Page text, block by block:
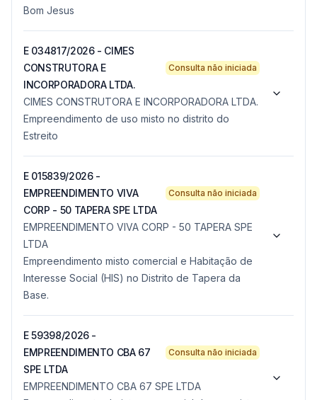
Bom Jesus
E 034817/2026 - CIMES
CONSTRUTORA E
INCORPORADORA LTDA.
Consulta não iniciada
CIMES CONSTRUTORA E INCORPORADORA LTDA.
Empreendimento de uso misto no distrito do
Estreito
E 015839/2026 -
EMPREENDIMENTO VIVA
CORP - 50 TAPERA SPE LTDA
Consulta não iniciada
EMPREENDIMENTO VIVA CORP - 50 TAPERA SPE
LTDA
Empreendimento misto comercial e Habitação de
Interesse Social (HIS) no Distrito de Tapera da
Base.
E 59398/2026 -
EMPREENDIMENTO CBA 67
SPE LTDA
Consulta não iniciada
EMPREENDIMENTO CBA 67 SPE LTDA